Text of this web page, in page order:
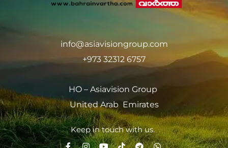
info@asiavisiongroup.com
+973 32312 6757
HO – Asiavision Group
United Arab Emirates
Keep in touch with us.